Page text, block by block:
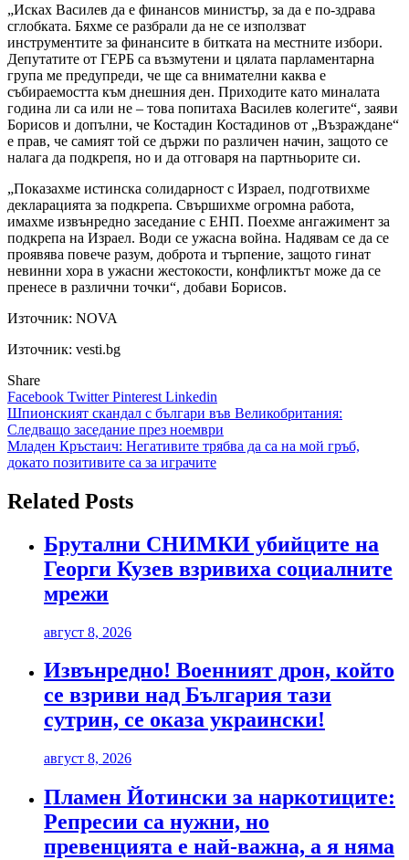
„Исках Василев да е финансов министър, за да е по-здрава
сглобката. Бяхме се разбрали да не се използват
инструментите за финансите в битката на местните избори.
Депутатите от ГЕРБ са възмутени и цялата парламентарна
група ме предупреди, че ще са внимателни каква е
събираемостта към днешния ден. Приходите като миналата
година ли са или не – това попитаха Василев колегите“, заяви
Борисов и допълни, че Костадин Костадинов от „Възраждане“
е прав, че самият той се държи по различен начин, защото се
налага да подкрепя, но и да отговаря на партньорите си.
„Показахме истинска солидарност с Израел, подготвихме
декларацията за подкрепа. Свършихме огромна работа,
имахме извънредно заседание с ЕНП. Поехме ангажимент за
подкрепа на Израел. Води се ужасна война. Надявам се да се
проявява повече разум, доброта и търпение, защото гинат
невинни хора в ужасни жестокости, конфликтът може да се
пренесе в различни точки“, добави Борисов.
Източник: NOVA
Източник: vesti.bg
Share
Facebook TwitterPinterest Linkedin
Навигация
Шпионският скандал с българи във Великобритания:
Следващо заседание през ноември
Младен Кръстаич: Негативите трябва да са на мой гръб,
докато позитивите са за играчите
Related Posts
Брутални СНИМКИ убийците на
Георги Кузев взривиха социалните
мрежи
август 8, 2026
Извънредно! Военният дрон, който
се взриви над България тази
сутрин, се оказа украински!
август 8, 2026
Пламен Йотински за наркотиците:
Репресии са нужни, но
превенцията е най-важна, а я няма